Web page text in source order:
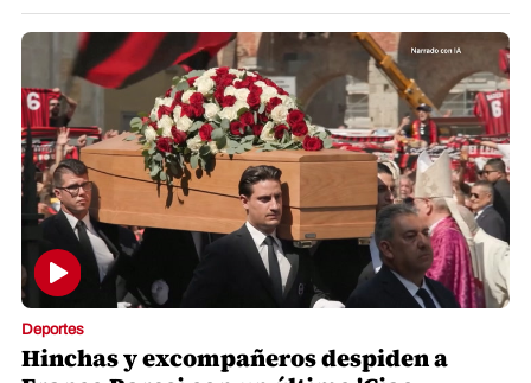
Deportes
Hinchas y excompañeros despiden a